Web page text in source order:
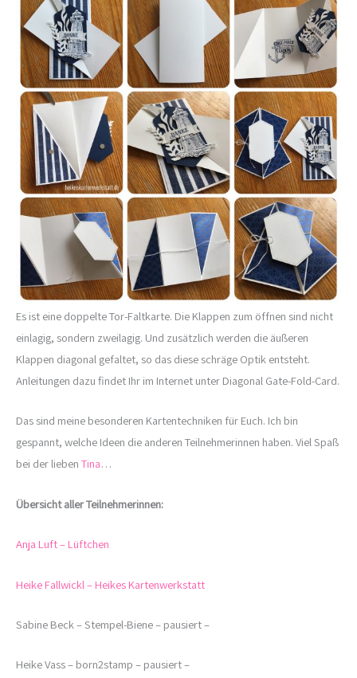
Es ist eine doppelte Tor-Faltkarte. Die Klappen zum öffnen sind nicht
einlagig, sondern zweilagig. Und zusätzlich werden die äußeren
Klappen diagonal gefaltet, so das diese schräge Optik entsteht.
Anleitungen dazu findet Ihr im Internet unter Diagonal Gate-Fold-Card.
Das sind meine besonderen Kartentechniken für Euch. Ich bin
gespannt, welche Ideen die anderen Teilnehmerinnen haben. Viel Spaß
bei der lieben Tina…
Übersicht aller Teilnehmerinnen:
Anja Luft – Lüftchen
Heike Fallwickl – Heikes Kartenwerkstatt
Sabine Beck – Stempel-Biene – pausiert –
Heike Vass – born2stamp – pausiert –